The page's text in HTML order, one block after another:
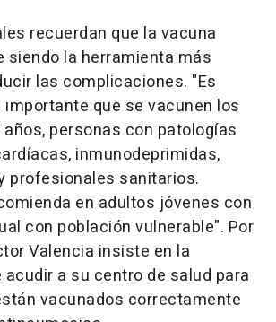
recuerdan que la vacuna
siendo la herramienta más
las complicaciones. "Es
que se vacunen los
personas con patologías
inmunodeprimidas,
profesionales sanitarios.
en adultos jóvenes con
con población vulnerable". Por
Valencia insiste en la
a su centro de salud para
vacunados correctamente